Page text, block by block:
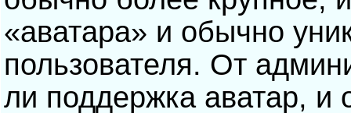
«аватара» и обычно
пользователя. От
ли поддержка аватар, и